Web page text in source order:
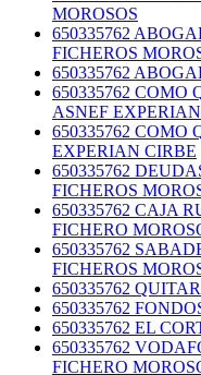
MOROSOS
650335762
FICHEROS
650335762
650335762
ASNEF EXPERIAN
650335762
EXPERIAN CIRBE
650335762
FICHEROS
650335762 CAJA
FICHERO
650335762
FICHEROS
650335762
650335762
650335762 EL
650335762
FICHERO